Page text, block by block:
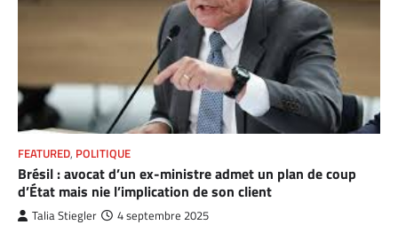
FEATURED, POLITIQUE
Brésil : avocat d’un ex-ministre admet un plan de coup
d’État mais nie l’implication de son client
Talia Stiegler 4 septembre 2025